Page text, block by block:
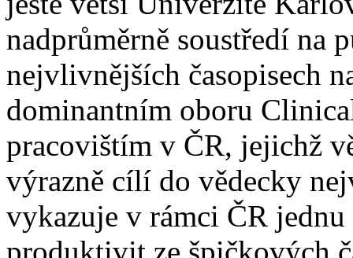
nadprůměrně soustředí na
nejvlivnějších časopisech
dominantním oboru
pracovištím v ČR, jejichž
výrazně cílí do vědecky
vykazuje v rámci ČR
produktivit ze špičkových